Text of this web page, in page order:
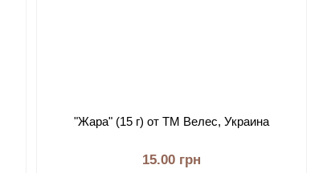
"Жара" (15 г) от ТМ Велес, Украина
15.00 грн